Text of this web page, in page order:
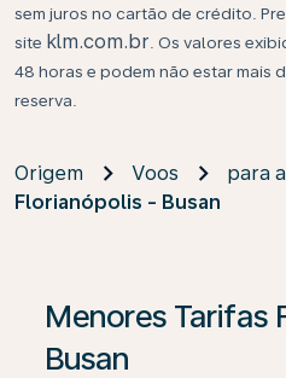
sem juros no cartão de crédito.
site klm.com.br . Os valores
48 horas e podem não estar mais
reserva.
Origem Voos
para
Florianópolis - Busan
Menores Tarifas
Busan
Se não forem